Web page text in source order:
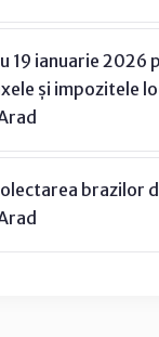
19 ianuarie 2026
și impozitele
brazilor